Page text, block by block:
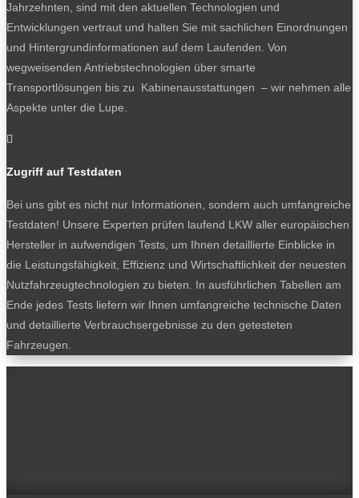
Jahrzehnten, sind mit den aktuellen Technologien und
Entwicklungen vertraut und halten Sie mit sachlichen Einordnungen
und Hintergrundinformationen auf dem Laufenden. Von
wegweisenden Antriebstechnologien über smarte
Transportlösungen bis zu Kabinenausstattungen – wir nehmen alle
Aspekte unter die Lupe.

Zugriff auf Testdaten
Bei uns gibt es nicht nur Informationen, sondern auch umfangreiche
Testdaten! Unsere Experten prüfen laufend LKW aller europäischen
Hersteller in aufwendigen Tests, um Ihnen detaillierte Einblicke in
die Leistungsfähigkeit, Effizienz und Wirtschaftlichkeit der neuesten
Nutzfahrzeugtechnologien zu bieten. In ausführlichen Tabellen am
Ende jedes Tests liefern wir Ihnen umfangreiche technische Daten
und detaillierte Verbrauchsergebnisse zu den getesteten
Fahrzeugen.